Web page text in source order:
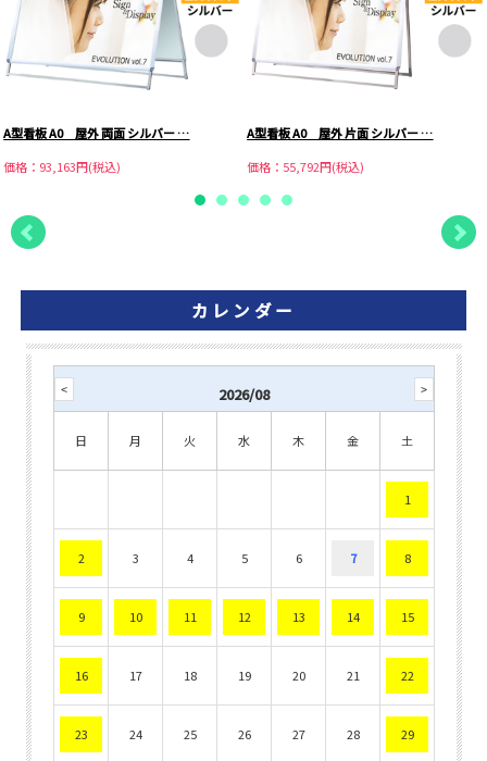
A型看板 A0 屋外 両面 シルバー …
価格：93,163円(税込)
A型看板 A0 屋外 片面 シルバー …
価格：55,792円(税込)
カレンダー